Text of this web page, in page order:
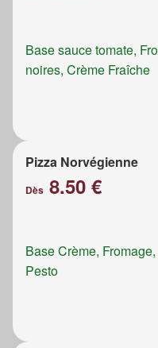
Base sauce tomate,
noires, Crème Fraîche
Pizza Norvégienne
Dès 8.50 €
Base Crème,
Pesto